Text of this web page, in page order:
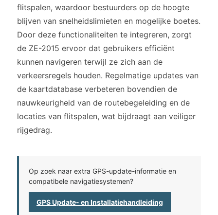
flitspalen, waardoor bestuurders op de hoogte
blijven van snelheidslimieten en mogelijke boetes.
Door deze functionaliteiten te integreren, zorgt
de ZE-2015 ervoor dat gebruikers efficiënt
kunnen navigeren terwijl ze zich aan de
verkeersregels houden. Regelmatige updates van
de kaartdatabase verbeteren bovendien de
nauwkeurigheid van de routebegeleiding en de
locaties van flitspalen, wat bijdraagt aan veiliger
rijgedrag.
Op zoek naar extra GPS-update-informatie en
compatibele navigatiesystemen?
GPS Update- en Installatiehandleiding